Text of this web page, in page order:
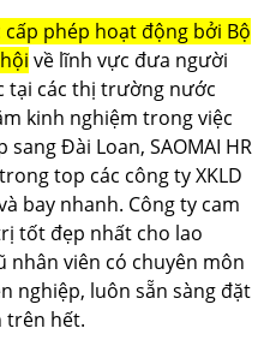
cấp phép hoạt động bởi Bộ
về lĩnh vực đưa người
tại các thị trường nước
kinh nghiệm trong việc
Đài Loan, SAOMAI HR
top các công ty XKLD
bay nhanh. Công ty cam
tốt đẹp nhất cho lao
nhân viên có chuyên môn
nghiệp, luôn sẵn sàng đặt
trên hết.